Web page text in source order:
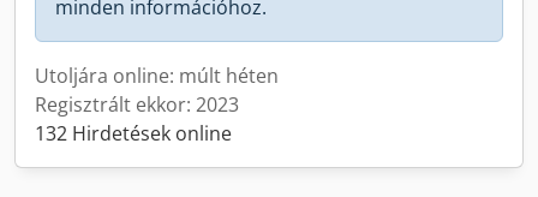
minden információhoz.
Utoljára online: múlt héten
Regisztrált ekkor: 2023
132 Hirdetések online